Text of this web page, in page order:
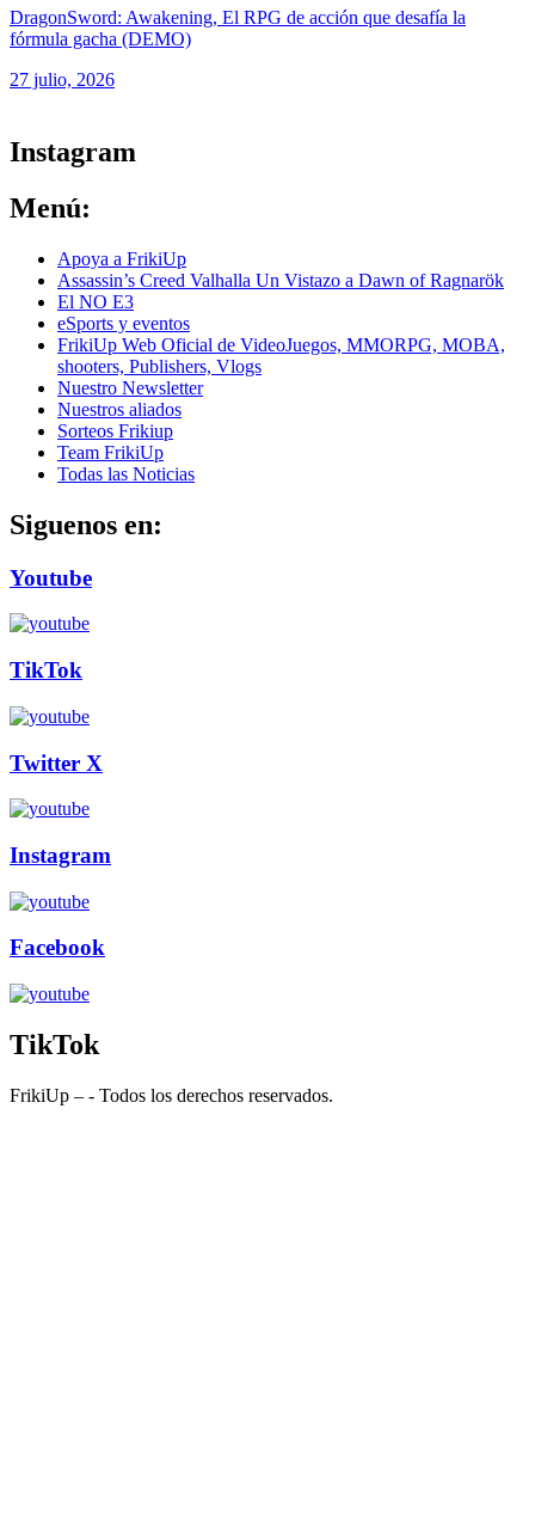
DragonSword: Awakening, El RPG de acción que desafía la
fórmula gacha (DEMO)
27 julio, 2026
Instagram
Menú:
Apoya a FrikiUp
Assassin’s Creed Valhalla Un Vistazo a Dawn of Ragnarök
El NO E3
eSports y eventos
FrikiUp Web Oficial de VideoJuegos, MMORPG, MOBA,
shooters, Publishers, Vlogs
Nuestro Newsletter
Nuestros aliados
Sorteos Frikiup
Team FrikiUp
Todas las Noticias
Siguenos en:
Youtube
TikTok
Twitter X
Instagram
Facebook
TikTok
FrikiUp – - Todos los derechos reservados.